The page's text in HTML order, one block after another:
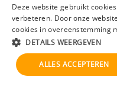
Reparatie
Deze website gebruikt
verbeteren. Door onze
cookies in overeenstemming
DETAILS WEERGEVEN
ALLES ACCEPTEREN